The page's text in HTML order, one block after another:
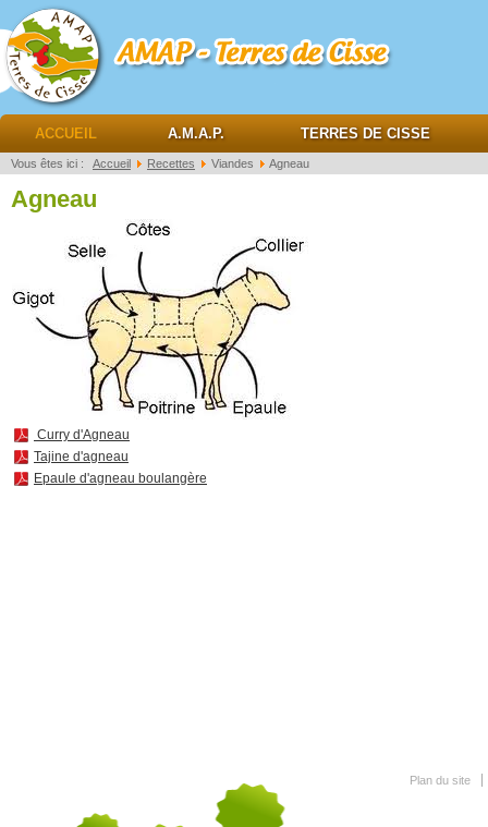
AMAP Terres de cisse
ACCUEIL A.M.A.P. TERRES DE CISSE
Vous êtes ici : Accueil Recettes Viandes Agneau
Agneau
Curry d'Agneau
Tajine d'agneau
Epaule d'agneau boulangère
Plan du site